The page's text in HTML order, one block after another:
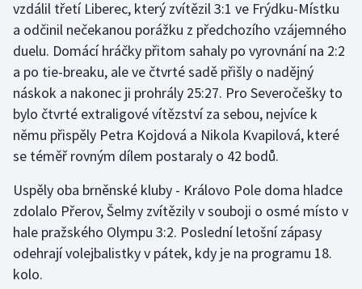
Futsal
Golf
Gymnastika
Házená
Judo
Krasobruslení
vzdálil třetí Liberec, který zvítězil 3:1 ve Frýdku-Místku
a odčinil nečekanou porážku z předchozího vzájemného
duelu. Domácí hráčky přitom sahaly po vyrovnání na 2:2
a po tie-breaku, ale ve čtvrté sadě přišly o nadějný
náskok a nakonec ji prohrály 25:27. Pro Severočešky to
bylo čtvrté extraligové vítězství za sebou, nejvíce k
němu přispěly Petra Kojdová a Nikola Kvapilová, které
se téměř rovným dílem postaraly o 42 bodů.
Uspěly oba brněnské kluby - Královo Pole doma hladce
zdolalo Přerov, Šelmy zvítězily v souboji o osmé místo v
hale pražského Olympu 3:2. Poslední letošní zápasy
odehrají volejbalistky v pátek, kdy je na programu 18.
kolo.